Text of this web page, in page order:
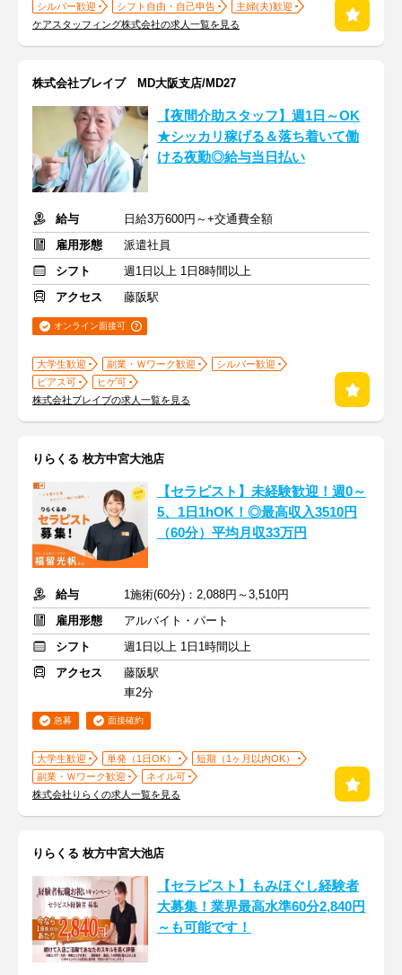
シルバー歓迎
シフト自由・自己申告
主婦(夫)歓迎
ケアスタッフィング株式会社の求人一覧を見る
株式会社ブレイブ MD大阪支店/MD27
【夜間介助スタッフ】週1日～OK
★シッカリ稼げる＆落ち着いて働
ける夜勤◎給与当日払い
給与
日給3万600円～+交通費全額
雇用形態
派遣社員
シフト
週1日以上 1日8時間以上
アクセス
藤阪駅
オンライン面接可
大学生歓迎 副業・Ｗワーク歓迎
シルバー歓迎
ピアス可
ヒゲ可
株式会社ブレイブの求人一覧を見る
りらくる 枚方中宮大池店
【セラピスト】未経験歓迎！週0～
5、1日1hOK！◎最高収入3510円
（60分）平均月収33万円
給与
1施術(60分)：2,088円～3,510円
雇用形態
アルバイト・パート
シフト
週1日以上 1日1時間以上
アクセス
藤阪駅
車2分
急募 面接確約
大学生歓迎 単発（1日OK）
短期（1ヶ月以内OK）
副業・Ｗワーク歓迎
ネイル可
株式会社りらくの求人一覧を見る
りらくる 枚方中宮大池店
【セラピスト】もみほぐし経験者
大募集！業界最高水準60分2,840円
～も可能です！